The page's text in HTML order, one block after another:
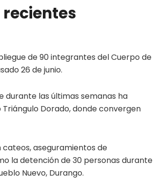
recientes
de 90 integrantes del Cuerpo de
26 de junio.
durante las últimas semanas ha
Dorado, donde convergen
aseguramientos de
la detención de 30 personas durante
Nuevo, Durango.